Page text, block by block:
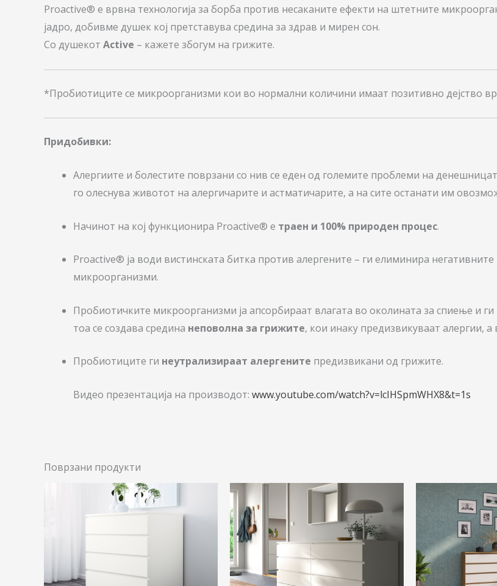
Proactive® е врвна технологија за борба против несаканите ефекти на штетните
јадро, добивме душек кој претставува средина за здрав и мирен сон.
Со душекот Active – кажете збогум на грижите.
*Пробиотиците се микроорганизми кои во нормални количини имаат позитивно дејство
Придобивки:
Алергиите и болестите поврзани со нив се еден од големите проблеми на
го олеснува животот на алергичарите и астматичарите, а на сите останати им
Начинот на кој функционира Proactive® е траен и 100% природен процес.
Proactive® ја води вистинската битка против алергените – ги елиминира
микроорганизми.
Пробиотичките микроорганизми ја апсорбираат влагата во околината за спиење и
тоа се создава средина неповолна за грижите, кои инаку предизвикуваат алергии,
Пробиотиците ги неутрализираат алергените предизвикани од грижите.
Видео презентација на производот: www.youtube.com/watch?v=lcIHSpmWHX8&t=1s
Поврзани продукти